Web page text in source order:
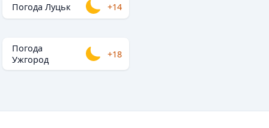
Погода Луцьк +14
Погода
Ужгород
+18